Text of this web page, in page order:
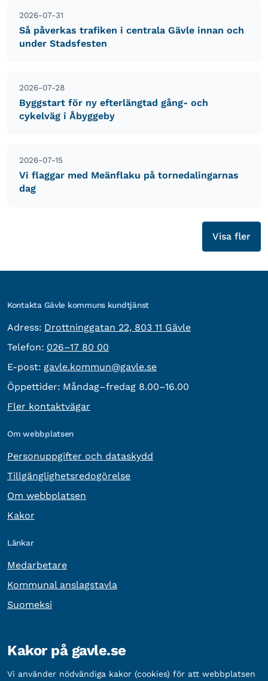
2026-07-31
Så påverkas trafiken i centrala Gävle innan och
under Stadsfesten
2026-07-28
Byggstart för ny efterlängtad gång- och
cykelväg i Åbyggeby
2026-07-15
Vi flaggar med Meänflaku på tornedalingarnas
dag
Visa fler
Kontakta Gävle kommuns kundtjänst
Adress: besöksadress:
Drottninggatan 22, 803 11 Gävle
Telefon: Telefon:
026–17 80 00
E-post: E-post:
gavle.kommun@gavle.se
Öppettider: Måndag–fredag 8.00–16.00
Fler kontaktvägar
Om webbplatsen
Personuppgifter och dataskydd
Tillgänglighetsredogörelse
Om webbplatsen
Kakor
Länkar
Medarbetare
Kommunal anslagstavla
Suomeksi
Organisationsnummer: 212000-2338
Kakor på gavle.se
Vi använder nödvändiga kakor (cookies) för att webbplatsen